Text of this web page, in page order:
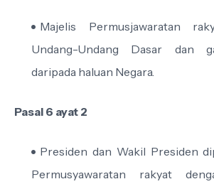
Majelis Permusjawaratan
Undang-Undang Dasar dan
daripada haluan Negara.
Pasal 6 ayat 2
Presiden dan Wakil Presiden
Permusyawaratan rakyat